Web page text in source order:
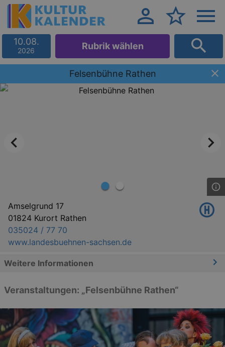
10.08.
2026 Rubrik wählen
Felsenbühne Rathen
Amselgrund 17
01824 Kurort Rathen
035024 / 77 70
www.landesbuehnen-sachsen.de
Weitere Informationen
Veranstaltungen: „Felsenbühne Rathen“